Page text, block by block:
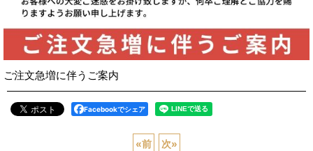
ご注文急増に伴うご案内
Facebookでシェア
«前 次»